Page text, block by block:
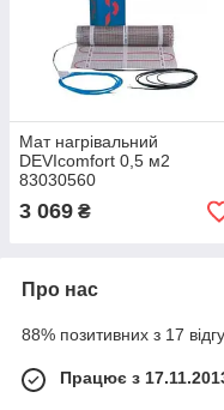
Мат нагрівальний
DEVIcomfort 0,5 м2
83030560
3 069 ₴
Про нас
88% позитивних з 17
Працює з